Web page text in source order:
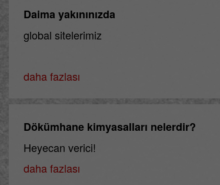
Daima yakınınızda
global sitelerimiz
daha fazlası
Dökümhane kimyasalları nelerdir?
Heyecan verici!
daha fazlası